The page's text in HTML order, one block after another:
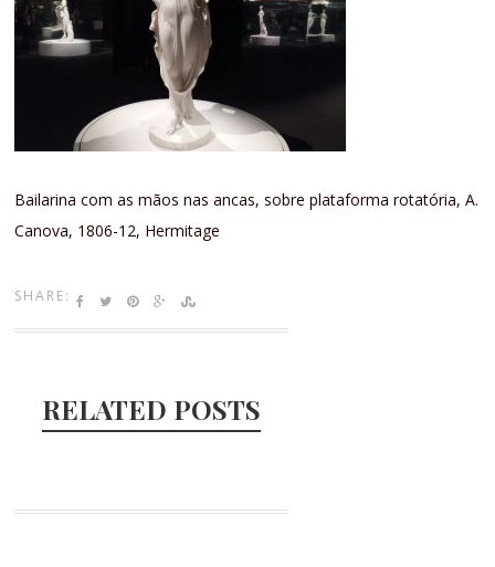
Bailarina com as mãos nas ancas, sobre plataforma rotatória, A.
Canova, 1806-12, Hermitage
SHARE:
RELATED POSTS